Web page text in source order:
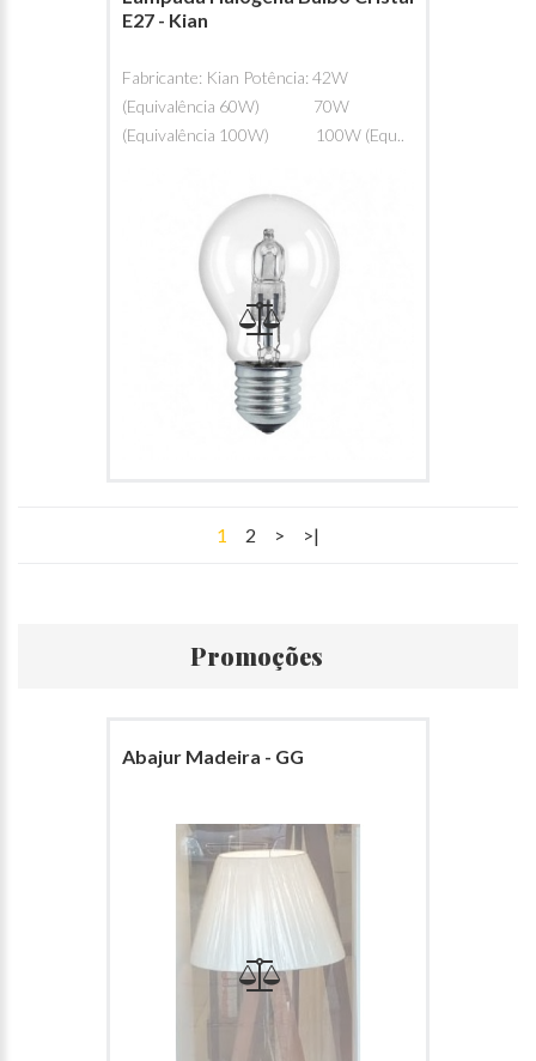
E27 - Kian
Fabricante: Kian Potência: 42W
(Equivalência 60W) 70W
(Equivalência 100W) 100W (Equ..
1 2 > >|
Promoções
Abajur Madeira - GG